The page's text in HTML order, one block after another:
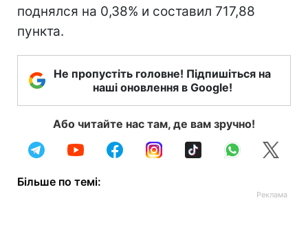
поднялся на 0,38% и составил 717,88
пункта.
Не пропустіть головне! Підпишіться на
наші оновлення в Google!
Або читайте нас там, де вам зручно!
Більше по темі: